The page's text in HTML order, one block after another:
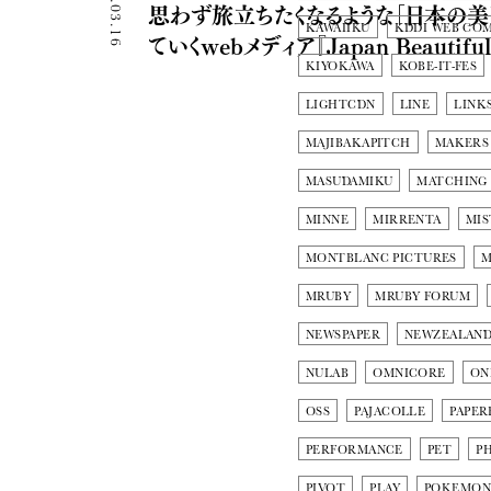
KAWAIIKU KDDI WEB
KIYOKAWA KOBE-IT-FES
LIGHTCDN LINE
MAJIBAKAPITCH
MASUDAMIKU MATCHING
MINNE MIRRENTA
MONTBLANC PICTURES
MRUBY MRUBY FORUM
NEWSPAPER NEWZEALAND
NULAB OMNICORE
OSS PAJACOLLE
PERFORMANCE PET
思わず旅立ちたくなるような「日本の
ていくwebメディア『Japan Beautiful